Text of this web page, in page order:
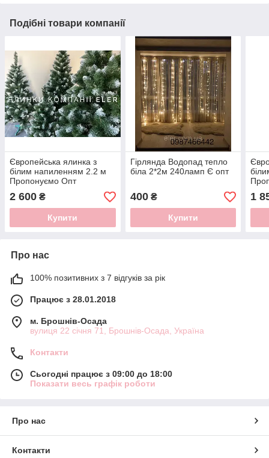
Подібні товари компанії
Європейська ялинка з
білим напиленням 2.2 м
Пропонуємо Опт
2 600 ₴
Купити
Гірлянда Водопад тепло
біла 2*2м 240ламп Є опт
400₴
Купити
1
Про нас
100% позитивних з 7 відгуків за рік
Працює з 28.01.2018
м. Брошнів-Осада
вулиця 22 січня 71, Брошнів-Осада, Україна
Контакти
Сьогодні працює з 09:00 до 18:00
Показати весь графік роботи
Про нас
Контакти